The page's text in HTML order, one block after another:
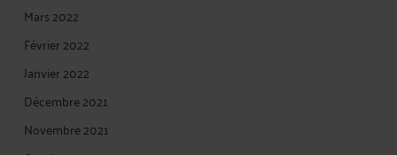
Mars 2022
Février 2022
Janvier 2022
Décembre 2021
Novembre 2021